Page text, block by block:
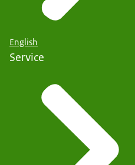
English
Service